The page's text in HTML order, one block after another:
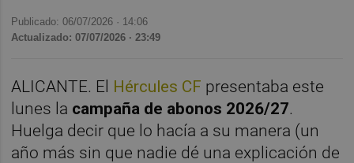
Publicado: 06/07/2026 · 14:06
Actualizado: 07/07/2026 · 23:49
ALICANTE. El Hércules CF presentaba este
lunes la campaña de abonos 2026/27.
Huelga decir que lo hacía a su manera (un
año más sin que nadie dé una explicación de